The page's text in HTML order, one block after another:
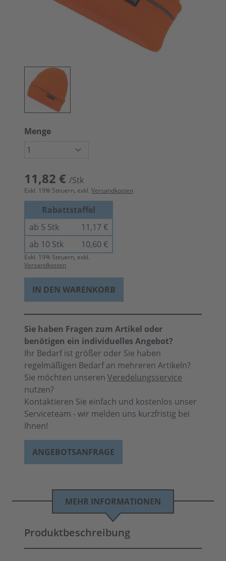
Menge
11,82 € /Stk
Exkl. 19% Steuern, exkl. Versandkosten
Rabattstaffel
ab 5 Stk
11,17 €
ab 10 Stk
10,60 €
Exkl. 19% Steuern, exkl.
Versandkosten
IN DEN WARENKORB
Sie haben Fragen zum Artikel oder
benötigen ein individuelles Angebot?
Ihr Bedarf ist größer oder Sie haben
regelmäßigen Bedarf an mehreren Artikeln?
Sie möchten unseren Veredelungsservice
nutzen?
Kontaktieren Sie einfach und kostenlos unser
Serviceteam - wir melden uns kurzfristig bei
Ihnen!
ANGEBOTSANFRAGE
MEHR INFORMATIONEN
Produktbeschreibung